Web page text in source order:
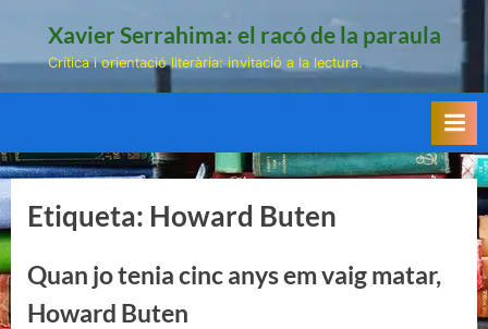
Xavier Serrahima: el racó de la paraula
Crítica i orientació literària: invitació a la lectura.
Etiqueta: Howard Buten
Quan jo tenia cinc anys em vaig matar,
Howard Buten